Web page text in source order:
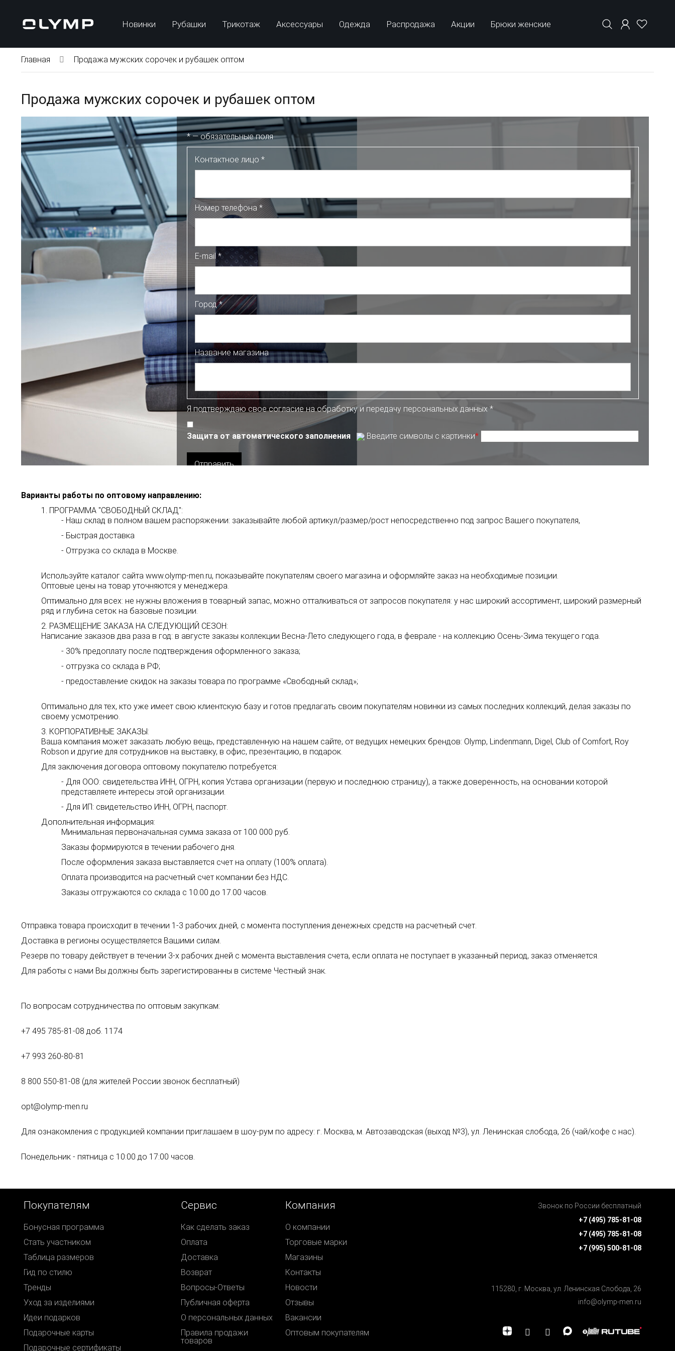
Новинки Рубашки Трикотаж Аксессуары Одежда Распродажа Акции Брюки женские
Главная Продажа мужских сорочек и рубашек оптом
Продажа мужских сорочек и рубашек оптом
*— обязательные поля
Контактное лицо *
Номер телефона *
E-mail*
Город*
Название магазина
Я подтверждаю свое согласие на обработку и передачу персональных данных *
Защита от автоматического заполнения Введите символы с картинки*
Варианты работы по оптовому направлению:
1. ПРОГРАММА "СВОБОДНЫЙ СКЛАД":
- Наш склад в полном вашем распоряжении: заказывайте любой артикул/размер/рост непосредственно под запрос Вашего покупателя,
- Быстрая доставка
- Отгрузка со склада в Москве.
Используйте каталог сайта www.olymp-men.ru, показывайте покупателям своего магазина и оформляйте заказ на необходимые позиции.
Оптовые цены на товар уточняются у менеджера.
Оптимально для всех: не нужны вложения в товарный запас, можно отталкиваться от запросов покупателя: у нас широкий ассортимент, широкий размерный
ряд и глубина сеток на базовые позиции.
2. РАЗМЕЩЕНИЕ ЗАКАЗА НА СЛЕДУЮЩИЙ СЕЗОН:
Написание заказов два раза в год: в августе заказы коллекции Весна-Лето следующего года, в феврале - на коллекцию Осень-Зима текущего года.
- 30% предоплату после подтверждения оформленного заказа;
- отгрузка со склада в РФ;
- предоставление скидок на заказы товара по программе «Свободный склад»;
Оптимально для тех, кто уже имеет свою клиентскую базу и готов предлагать своим покупателям новинки из самых последних коллекций, делая заказы по
своему усмотрению.
3. КОРПОРАТИВНЫЕ ЗАКАЗЫ:
Ваша компания может заказать любую вещь, представленную на нашем сайте, от ведущих немецких брендов: Olymp, Lindenmann, Digel, Club of Comfort, Roy
Robson и другие для сотрудников на выставку, в офис, презентацию, в подарок.
Для заключения договора оптовому покупателю потребуется:
- Для ООО: свидетельства ИНН, ОГРН, копия Устава организации (первую и последнюю страницу), а также доверенность, на основании которой
представляете интересы этой организации.
- Для ИП: свидетельство ИНН, ОГРН, паспорт.
Дополнительная информация:
Минимальная первоначальная сумма заказа от 100 000 руб.
Заказы формируются в течении рабочего дня.
После оформления заказа выставляется счет на оплату (100% оплата).
Оплата производится на расчетный счет компании без НДС.
Заказы отгружаются со склада с 10.00 до 17.00 часов.
Отправка товара происходит в течении 1-3 рабочих дней, с момента поступления денежных средств на расчетный счет.
Доставка в регионы осуществляется Вашими силам.
Резерв по товару действует в течении 3-х рабочих дней с момента выставления счета, если оплата не поступает в указанный период, заказ отменяется.
Для работы с нами Вы должны быть зарегистированны в системе Честный знак.
По вопросам сотрудничества по оптовым закупкам:
+7 495 785-81-08 доб. 1174
+7 993 260-80-81
8 800 550-81-08 (для жителей России звонок бесплатный)
opt@olymp-men.ru
Для ознакомления с продукцией компании приглашаем в шоу-рум по адресу: г. Москва, м. Автозаводская (выход №3), ул. Ленинская слобода, 26 (чай/кофе с нас).
Понедельник - пятница с 10:00 до 17:00 часов.
Покупателям
Бонусная программа
Стать участником
Таблица размеров
Гид по стилю
Тренды
Уход за изделиями
Идеи подарков
Подарочные карты
Подарочные сертификаты
Сервис
Как сделать заказ
Оплата
Доставка
Возврат
Вопросы-Ответы
Публичная оферта
О персональных данных
Правила продажи
товаров
Компания
О компании
Торговые марки
Магазины
Контакты
Новости
Отзывы
Вакансии
Оптовым покупателям
Звонок по России бесплатный
+7 (495) 785-81-08
+7 (495) 785-81-08
+7 (995) 500-81-08
115280, г. Москва, ул. Ленинская Cлобода, 26
info@olymp-men.ru